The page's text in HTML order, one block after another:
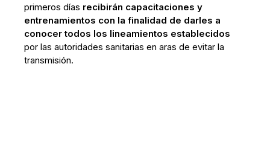
primeros días recibirán capacitaciones y
entrenamientos con la finalidad de darles a
conocer todos los lineamientos establecidos
por las autoridades sanitarias en aras de evitar la
transmisión.